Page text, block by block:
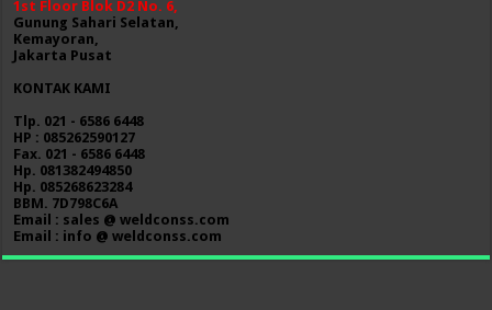
1st Floor Blok D2 No. 6,
Gunung Sahari Selatan,
Kemayoran,
Jakarta Pusat
KONTAK KAMI
Tlp. 021 - 6586 6448
HP : 085262590127
Fax. 021 - 6586 6448
Hp. 081382494850
Hp. 085268623284
BBM. 7D798C6A
Email : sales @ weldconss.com
Email : info @ weldconss.com